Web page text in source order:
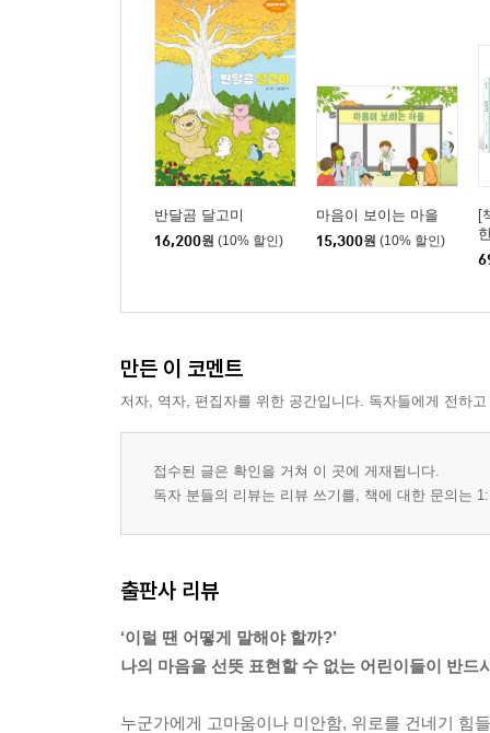
반달곰 달고미
16,200원 (10% 할인)
마음이 보이는 마을
15,300원 (10% 할인)
[
만든 이 코멘트
저자, 역자, 편집자를 위한 공간입니다. 독자들에게 전하
접수된 글은 확인을 거쳐 이 곳에 게재됩니다.
독자 분들의 리뷰는 리뷰 쓰기를, 책에 대한 문의는
출판사 리뷰
‘이럴 땐 어떻게 말해야 할까?’
나의 마음을 선뜻 표현할 수 없는 어린이들이 반드
누군가에게 고마움이나 미안함, 위로를 건네기 힘